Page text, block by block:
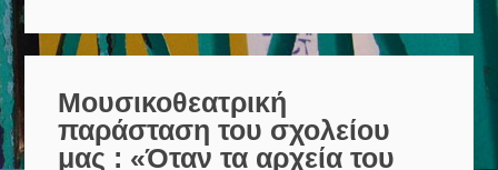
Μουσικοθεατρική
παράσταση του σχολείου
μας : «Όταν τα αρχεία του